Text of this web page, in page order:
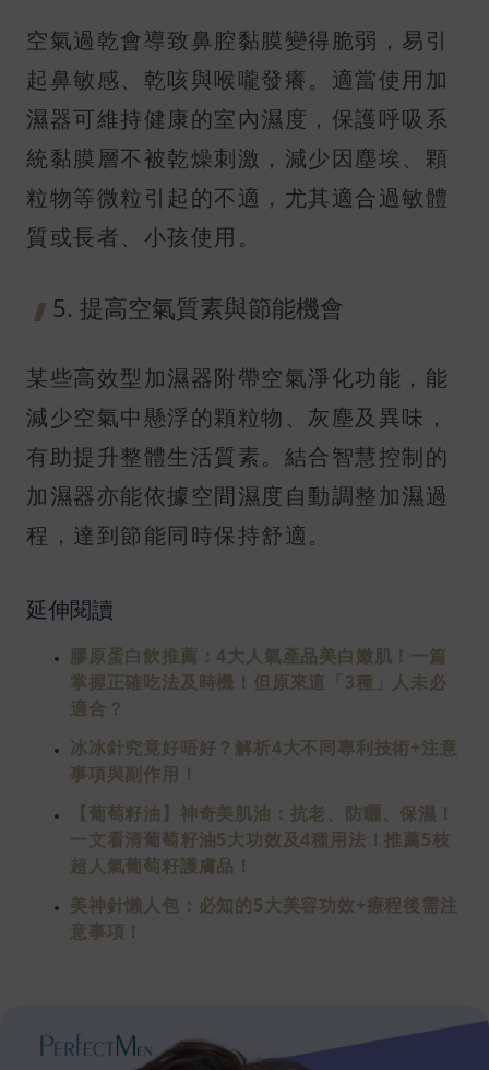
空氣過乾會導致鼻腔黏膜變得脆弱，易引
起鼻敏感、乾咳與喉嚨發癢。適當使用加
濕器可維持健康的室內濕度，保護呼吸系
統黏膜層不被乾燥刺激，減少因塵埃、顆
粒物等微粒引起的不適，尤其適合過敏體
質或長者、小孩使用。
5. 提高空氣質素與節能機會
某些高效型加濕器附帶空氣淨化功能，能
減少空氣中懸浮的顆粒物、灰塵及異味，
有助提升整體生活質素。結合智慧控制的
加濕器亦能依據空間濕度自動調整加濕過
程，達到節能同時保持舒適。
延伸閱讀
膠原蛋白飲推薦：4大人氣產品美白嫩肌！一篇
掌握正確吃法及時機！但原來這「3種」人未必
適合？
冰冰針究竟好唔好？解析4大不同專利技術+注意
事項與副作用！
【葡萄籽油】神奇美肌油：抗老、防曬、保濕！
一文看清葡萄籽油5大功效及4種用法！推薦5枝
超人氣葡萄籽護膚品！
美神針懶人包：必知的5大美容功效+療程後需注
意事項！